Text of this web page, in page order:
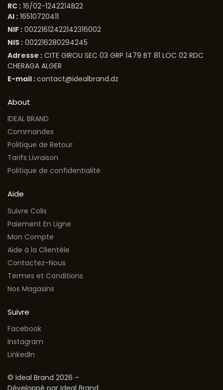
RC : 16/02-1242214B22
AI : 16510720411
NIF : 00221612422142316002
NIS : 002216280294245
Adresse : CITE GIROU SEC 03 GRP 1479 BT 81 LOC 02 RDC
CHERAGA ALGER
E-mail :contact@idealbrand.dz
About
IDEAL BRAND
Commandes
Politique de Retour
Tarifs Livraison
Politique de confidentialité
Aide
Suivre Colis
Paiement En Ligne
Mon Compte
Aide à la Clientèle
Contactez-Nous
Termes et Conditions
Nos Magasins
Suivre
Facebook
Instagram
LinkedIn
© Ideal Brand 2026 –